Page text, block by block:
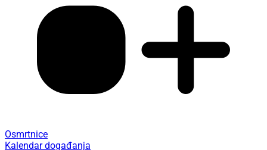
Osmrtnice
Kalendar događanja